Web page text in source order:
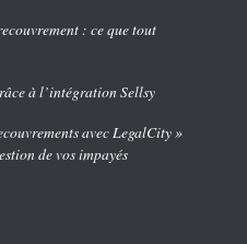
: ce que tout
à l’intégration Sellsy
avec LegalCity »
de vos impayés